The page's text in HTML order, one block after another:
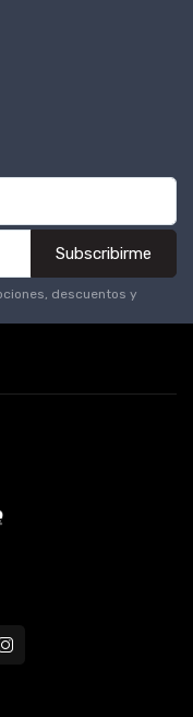
Subscribirme
descuentos y